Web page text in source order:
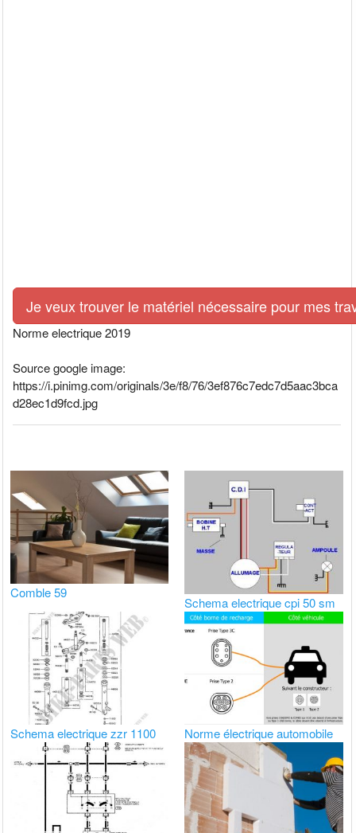
Je veux trouver le matériel nécessaire pour mes
Norme electrique 2019
Source google image:
https://i.pinimg.com/originals/3e/f8/76/3ef876c7edc7d5aac3bca
d28ec1d9fcd.jpg
Comble 59
Schema electrique cpi 50 sm
Schema electrique zzr 1100 Norme électrique automobile